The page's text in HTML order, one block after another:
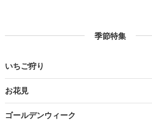
季節特集
いちご狩り
お花見
ゴールデンウィーク